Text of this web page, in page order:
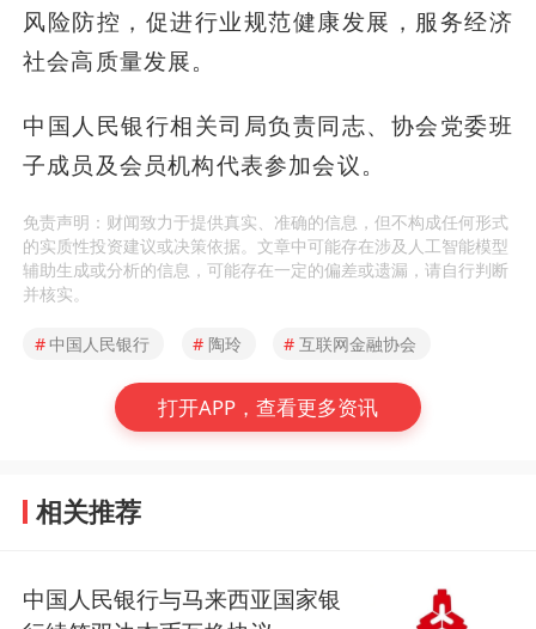
风险防控，促进行业规范健康发展，服务经济
社会高质量发展。
中国人民银行相关司局负责同志、协会党委班
子成员及会员机构代表参加会议。
免责声明：财闻致力于提供真实、准确的信息，但不构成任何形式
的实质性投资建议或决策依据。文章中可能存在涉及人工智能模型
辅助生成或分析的信息，可能存在一定的偏差或遗漏，请自行判断
并核实。
#中国人民银行 # 陶玲 # 互联网金融协会
打开APP，查看更多资讯
相关推荐
中国人民银行与马来西亚国家银